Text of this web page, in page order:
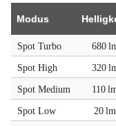
Modus
Spot Turbo 680
Spot High
320
Spot Medium
110
Spot Low
20 lm